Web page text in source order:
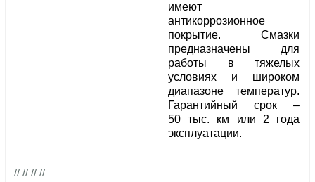
имеют
антикоррозионное
покрытие. Смазки
предназначены для
работы в тяжелых
условиях и широком
диапазоне температур.
Гарантийный срок –
50 тыс. км или 2 года
эксплуатации.
// // // //